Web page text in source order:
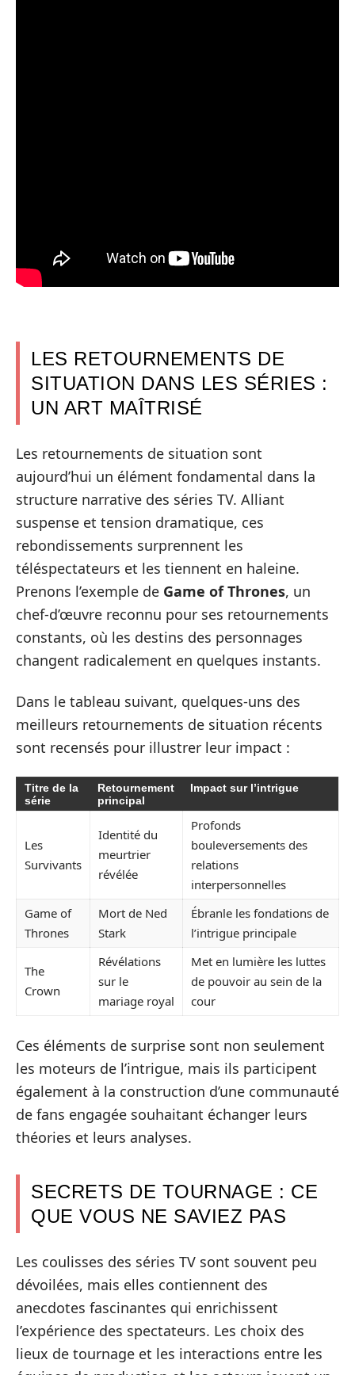
LES RETOURNEMENTS DE
SITUATION DANS LES SÉRIES :
UN ART MAÎTRISÉ
Les retournements de situation sont
aujourd’hui un élément fondamental dans la
structure narrative des séries TV. Alliant
suspense et tension dramatique, ces
rebondissements surprennent les
téléspectateurs et les tiennent en haleine.
Prenons l’exemple de Game of Thrones, un
chef-d’œuvre reconnu pour ses retournements
constants, où les destins des personnages
changent radicalement en quelques instants.
Dans le tableau suivant, quelques-uns des
meilleurs retournements de situation récents
sont recensés pour illustrer leur impact :
Titre de la
série
Retournement
principal
Impact sur l’intrigue
Les
Survivants
Identité du
meurtrier
révélée
Profonds
bouleversements des
relations
interpersonnelles
Game of
Thrones
Mort de Ned
Stark
Ébranle les fondations de
l’intrigue principale
The
Crown
Révélations
sur le
mariage royal
Met en lumière les luttes
de pouvoir au sein de la
cour
Ces éléments de surprise sont non seulement
les moteurs de l’intrigue, mais ils participent
également à la construction d’une communauté
de fans engagée souhaitant échanger leurs
théories et leurs analyses.
SECRETS DE TOURNAGE : CE
QUE VOUS NE SAVIEZ PAS
Les coulisses des séries TV sont souvent peu
dévoilées, mais elles contiennent des
anecdotes fascinantes qui enrichissent
l’expérience des spectateurs. Les choix des
lieux de tournage et les interactions entre les